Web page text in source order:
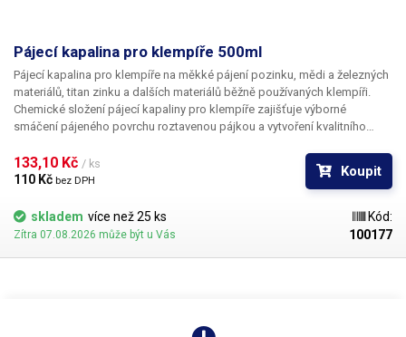
Pájecí kapalina pro klempíře 500ml
Pájecí kapalina pro klempíře na měkké pájení pozinku, mědi a železných
materiálů, titan zinku a dalších materiálů běžně používaných klempíři.
Chemické složení pájecí kapaliny pro klempíře zajišťuje výborné
smáčení pájeného povrchu roztavenou pájkou a vytvoření kvalitního
oxidů a dalších nečistot a použít páječku s dostatečným výkonem. Po
dokončení spoje je doporučeno pájený materiál opláchnout vodou
133,10 Kč / ks
110 Kč bez DPH
Koupit
skladem více než 25 ks
Zítra 07.08.2026 může být u Vás
Kód:
100177